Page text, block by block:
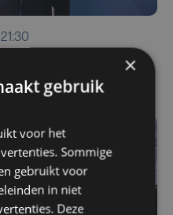
is na
×
gebruik
voor het
Sommige
gebruikt voor
in niet
Deze